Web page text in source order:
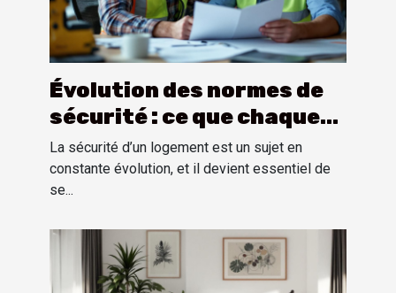
Évolution des normes de
sécurité : ce que chaque
propriétaire doit savoir
La sécurité d’un logement est un sujet en
constante évolution, et il devient essentiel de
se...